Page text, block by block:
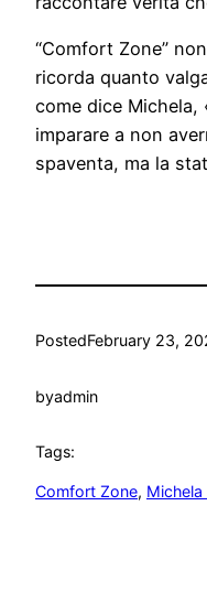
“Comfort Zone”
ricorda quanto
come dice
imparare a non
spaventa, ma la
PostedFebruary 23,
byadmin
Tags:
Comfort Zone, Michela